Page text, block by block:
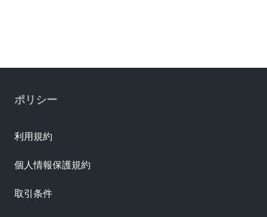
ポリシー
利用規約
個人情報保護規約
取引条件